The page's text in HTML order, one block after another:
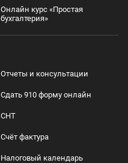
Онлайн курс «Простая
бухгалтерия»
Отчеты и консультации
Сдать 910 форму онлайн
СНТ
Счёт фактура
Налоговый календарь